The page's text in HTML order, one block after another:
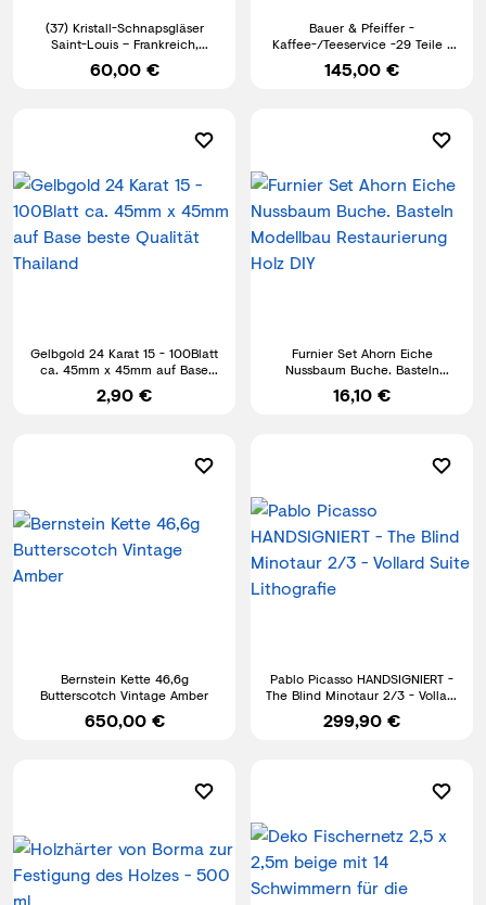
(37) Kristall-Schnapsgläser
Saint-Louis – Frankreich,
vergoldet, ca. 6 cm
60,00 €
Bauer & Pfeiffer -
Kaffee-/Teeservice -29 Teile -
Antik -
145,00 €
Gelbgold 24 Karat 15 - 100Blatt
ca. 45mm x 45mm auf Base
beste Qualität Thailand
2,90 €
Furnier Set Ahorn Eiche
Nussbaum Buche. Basteln
Modellbau Restaurierung Holz
DIY
16,10 €
Bernstein Kette 46,6g
Butterscotch Vintage Amber
650,00 €
Pablo Picasso HANDSIGNIERT -
The Blind Minotaur 2/3 - Vollard
Suite Lithografie
299,90 €